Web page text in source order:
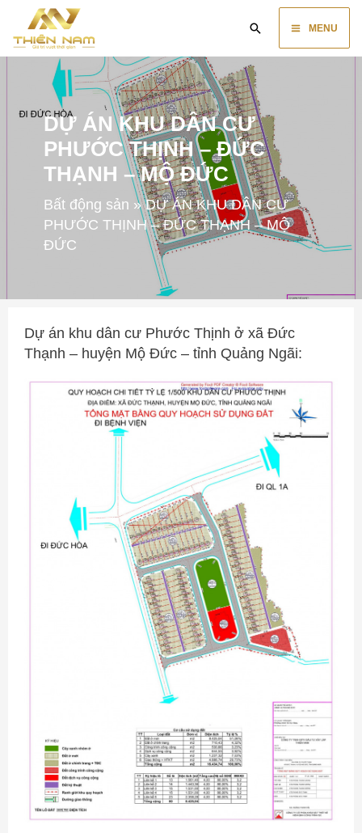
content
SearchMain
Menu
MENU
DỰ ÁN KHU DÂN CƯ
PHƯỚC THỊNH – ĐỨC
THẠNH – MỘ ĐỨC
Bất động sản »DỰ ÁN KHU DÂN CƯ
PHƯỚC THỊNH – ĐỨC THẠNH – MỘ
ĐỨC
Dự án khu dân cư Phước Thịnh ở xã Đức
Thạnh – huyện Mộ Đức – tỉnh Quảng Ngãi: